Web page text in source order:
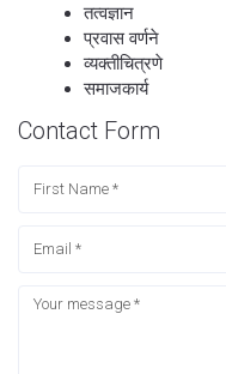
तत्वज्ञान
प्रवास वर्णने
व्यक्तीचित्रणे
समाजकार्य
Contact Form